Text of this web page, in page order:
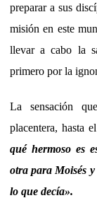
preparar a sus
misión en este
llevar a cabo la
primero por la
La sensación
placentera, hasta
qué hermoso es
otra para Moisés
lo que decía».